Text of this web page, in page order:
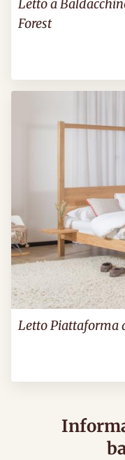
Letto a
Forest
Letto Piattaforma